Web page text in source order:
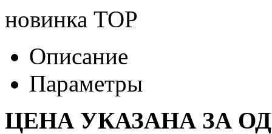
новинка TOP
Описание
Параметры
ЦЕНА УКАЗАНА ЗА